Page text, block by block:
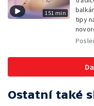
151 min
tipy
Ostatní také